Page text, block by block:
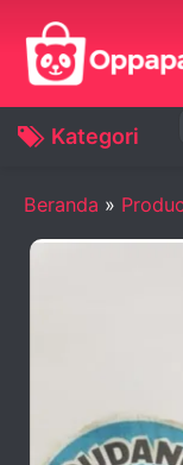
Kategori
Beranda »